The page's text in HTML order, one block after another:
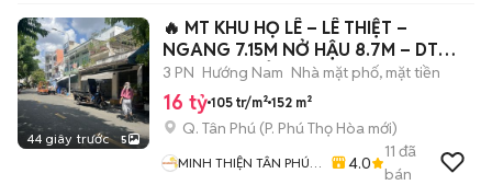
44 giây trước 5
🔥 MT KHU HỌ LÊ – LÊ THIỆT –
NGANG 7.15M NỞ HẬU 8.7M – DT
152.5m² 16 TỶ
3 PN Hướng Nam Nhà mặt phố, mặt tiền
16 tỷ 105 tr/m² 152 m²
Q. Tân Phú (P. Phú Thọ Hòa mới)
MINH THIỆN TÂN PHÚ
4.0
11 đã
bán